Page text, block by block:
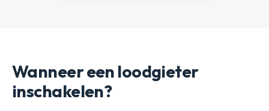
Wanneer een loodgieter
inschakelen?